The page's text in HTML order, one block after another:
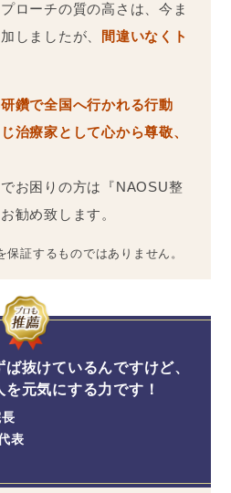
ローチの質の高さは、今ま
しましたが、
間違いなくト
鑽で全国へ行かれる行動
治療家として心から尊敬、
お困りの方は『NAOSU整
勧め致します。
証するものではありません。
抜けているんですけど、
元気にする力です！
表